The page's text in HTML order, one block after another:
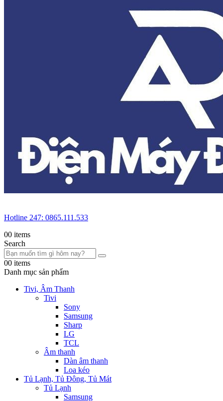
Hotline 247: 0865.111.533
00 items
Search
00 items
Danh mục sản phẩm
Tivi, Âm Thanh
Tivi
Sony
Samsung
Sharp
LG
TCL
Âm thanh
Dàn âm thanh
Loa kéo
Tủ Lạnh, Tủ Đông, Tủ Mát
Tủ Lạnh
Samsung